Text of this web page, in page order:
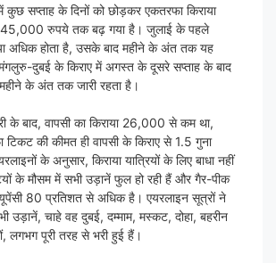
कुछ सप्ताह के दिनों को छोड़कर एकतरफा किराया
रुपये तक बढ़ गया है। जुलाई के पहले
अधिक होता है, उसके बाद महीने के अंत तक यह
दुबई के किराए में अगस्त के दूसरे सप्ताह के बाद
के अंत तक जारी रहता है।
के बाद, वापसी का किराया 26,000 से कम था,
की कीमत ही वापसी के किराए से 1.5 गुना
के अनुसार, किराया यात्रियों के लिए बाधा नहीं
के मौसम में सभी उड़ानें फुल हो रही हैं और गैर-पीक
80 प्रतिशत से अधिक है। एयरलाइन सूत्रों ने
उड़ानें, चाहे वह दुबई, दम्माम, मस्कट, दोहा, बहरीन
लगभग पूरी तरह से भरी हुई हैं।